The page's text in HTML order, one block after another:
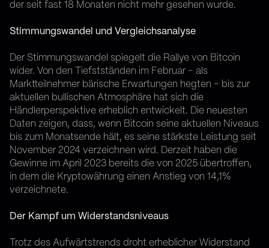
der seit fast 18 Monaten nicht mehr gesehen wurde.
Stimmungswandel und Vergleichsanalyse
Der Stimmungswandel spiegelt die Rallye von Bitcoin
wider. Von den Tiefstständen im Februar – als
Marktteilnehmer bärische Erwartungen hegten – bis zur
aktuellen bullischen Atmosphäre hat sich die
Händlerperspektive erheblich entwickelt. Die neuesten
Daten zeigen, dass, wenn Bitcoin seine aktuellen Niveaus
bis zum Monatsende hält, es seine stärkste Leistung seit
November 2024 verzeichnen wird. Derzeit haben die
Gewinne im April 2023 bereits die von 2025 übertroffen,
in dem die Kryptowährung einen Anstieg von 14,1%
verzeichnete.
Der Kampf um Widerstandsniveaus
Trotz des Aufwärtstrends droht erheblicher Widerstand